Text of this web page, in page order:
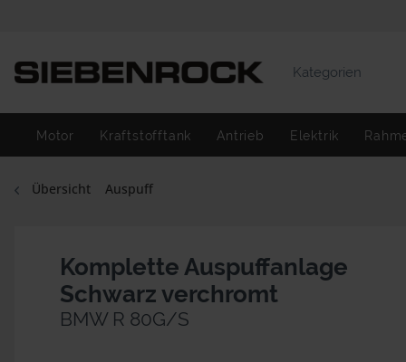
Kategorien
Motor Kraftstofftank Antrieb Elektrik
Übersicht Auspuff
Komplette Auspuffanlage
Schwarz verchromt
BMW R 80G/S